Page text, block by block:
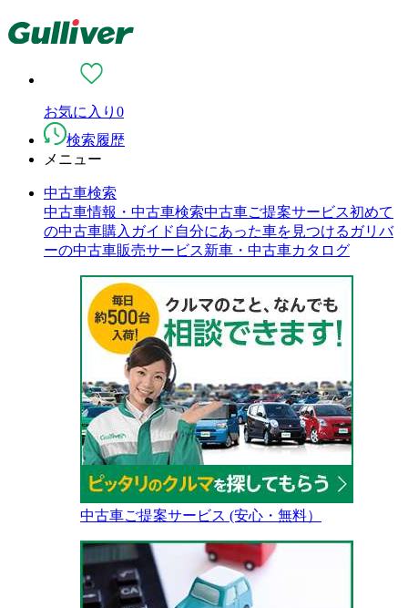
お気に入り 0
検索履歴
メニュー
中古車検索
中古車情報・中古車検索中古車ご提案サービス初めて
の中古車購入ガイド 自分にあった車を見つける ガリバ
ーの中古車販売サービス新車・中古車カタログ
中古車ご提案サービス (安心・無料）